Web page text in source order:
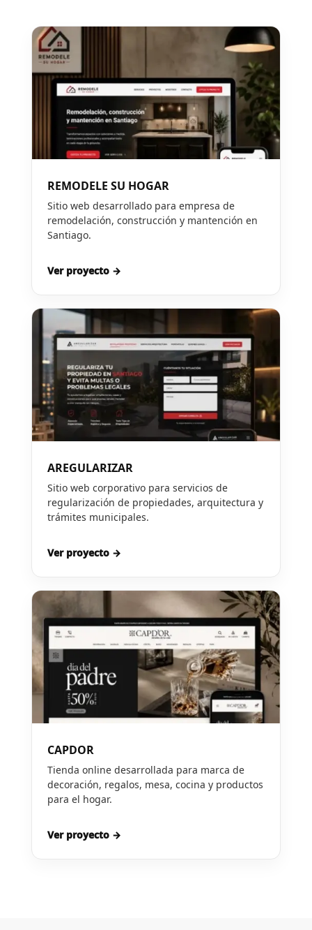
REMODELE SU HOGAR
Sitio web desarrollado para empresa de
remodelación, construcción y mantención en
Santiago.
Ver proyecto →
AREGULARIZAR
Sitio web corporativo para servicios de
regularización de propiedades, arquitectura y
trámites municipales.
Ver proyecto →
CAPDOR
Tienda online desarrollada para marca de
decoración, regalos, mesa, cocina y productos
para el hogar.
Ver proyecto →